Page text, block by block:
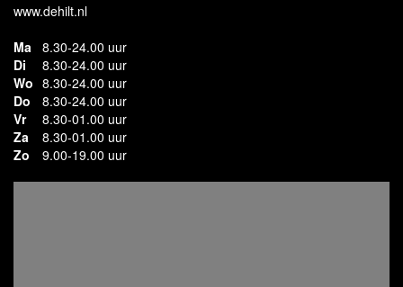
www.dehilt.nl
Ma 8.30-24.00 uur
Di
8.30-24.00 uur
Wo 8.30-24.00 uur
Do
8.30-24.00 uur
Vr
8.30-01.00 uur
Za
8.30-01.00 uur
Zo
9.00-19.00 uur